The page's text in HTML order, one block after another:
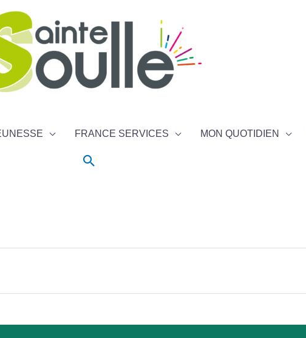
FRANCE SERVICES MON QUOTIDIEN
Rechercher